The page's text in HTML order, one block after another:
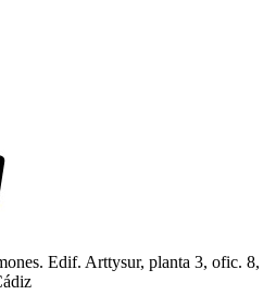
Edif. Arttysur, planta 3, ofic. 8,